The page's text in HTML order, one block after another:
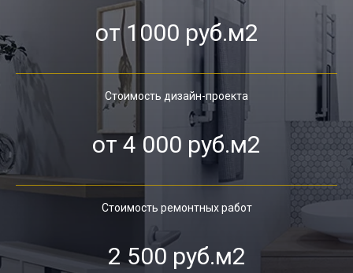
от 1000 руб.м2
Стоимость дизайн-проекта
от 4 000 руб.м2
Стоимость ремонтных работ
2 500 руб.м2